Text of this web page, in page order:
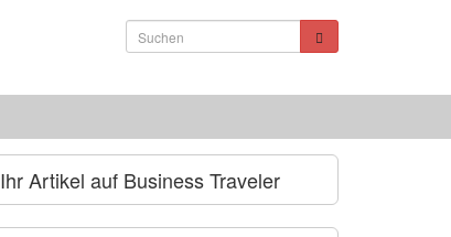
Ihr Artikel auf Business Traveler